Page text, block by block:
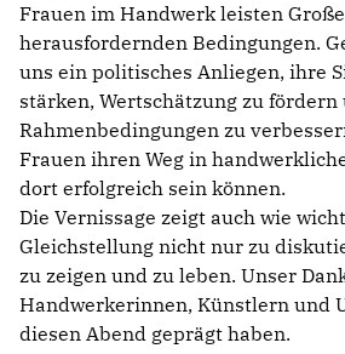
Frauen im Handwerk leisten
herausfordernden Bedingungen.
uns ein politisches Anliegen, ihre
stärken, Wertschätzung zu fördern
Rahmenbedingungen zu
Frauen ihren Weg in
dort erfolgreich sein können.
Die Vernissage zeigt auch wie
Gleichstellung nicht nur zu
zu zeigen und zu leben. Unser
Handwerkerinnen, Künstlern und
diesen Abend geprägt haben.